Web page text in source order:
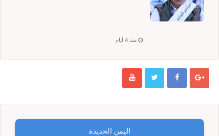
منذ 4 أيام
اليمن الحديدة